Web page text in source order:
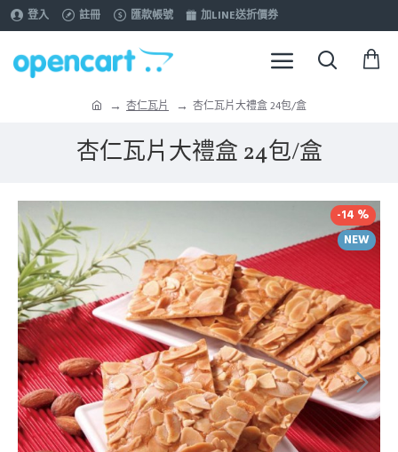
登入 註冊 匯款帳號 加LINE送折價券
杏仁瓦片 杏仁瓦片大禮盒 24包/盒
杏仁瓦片大禮盒 24包/盒
NEW
-14 %